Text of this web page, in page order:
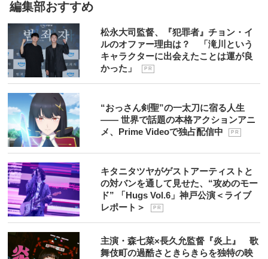
編集部おすすめ
松永大司監督、『犯罪者』チョン・イ
ルのオファー理由は？ 「滝川という
キャラクターに出会えたことは運が良
かった」
P R
“おっさん剣聖”の一太刀に宿る人生
―― 世界で話題の本格アクションアニ
メ、Prime Videoで独占配信中
P R
キタニタツヤがゲストアーティストと
の対バンを通して見せた、“攻めのモー
ド” 「Hugs Vol.6」神戸公演＜ライブ
レポート＞
P R
主演・森七菜×長久允監督『炎上』 歌
舞伎町の過酷さときらきらを独特の映